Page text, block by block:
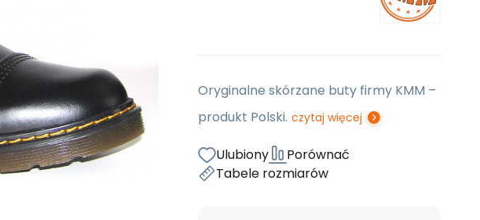
Oryginalne skórzane buty firmy KMM –
produkt Polski. czytaj więcej
Ulubiony
Porównać
Tabele rozmiarów